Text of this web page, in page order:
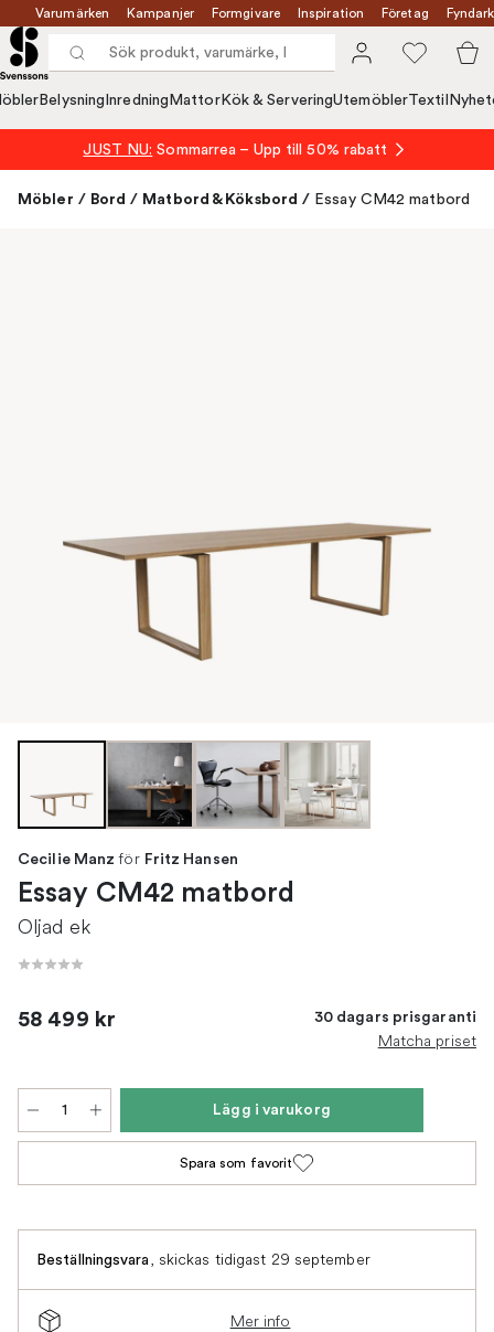
Varumärken Kampanjer Formgivare Inspiration Företag
Belysning Inredning MattorKök & ServeringUtemöblerTextil
JUST NU: Sommarrea – Upp till 50% rabatt
Möbler / Bord / Matbord & Köksbord / Essay CM42 matbord
Cecilie Manz för Fritz Hansen
Essay CM42 matbord
Oljad ek
58 499 kr 30 dagars prisgaranti
Matcha priset
Lägg i varukorg
Spara som favorit
Beställningsvara, skickas tidigast 29 september
Mer info